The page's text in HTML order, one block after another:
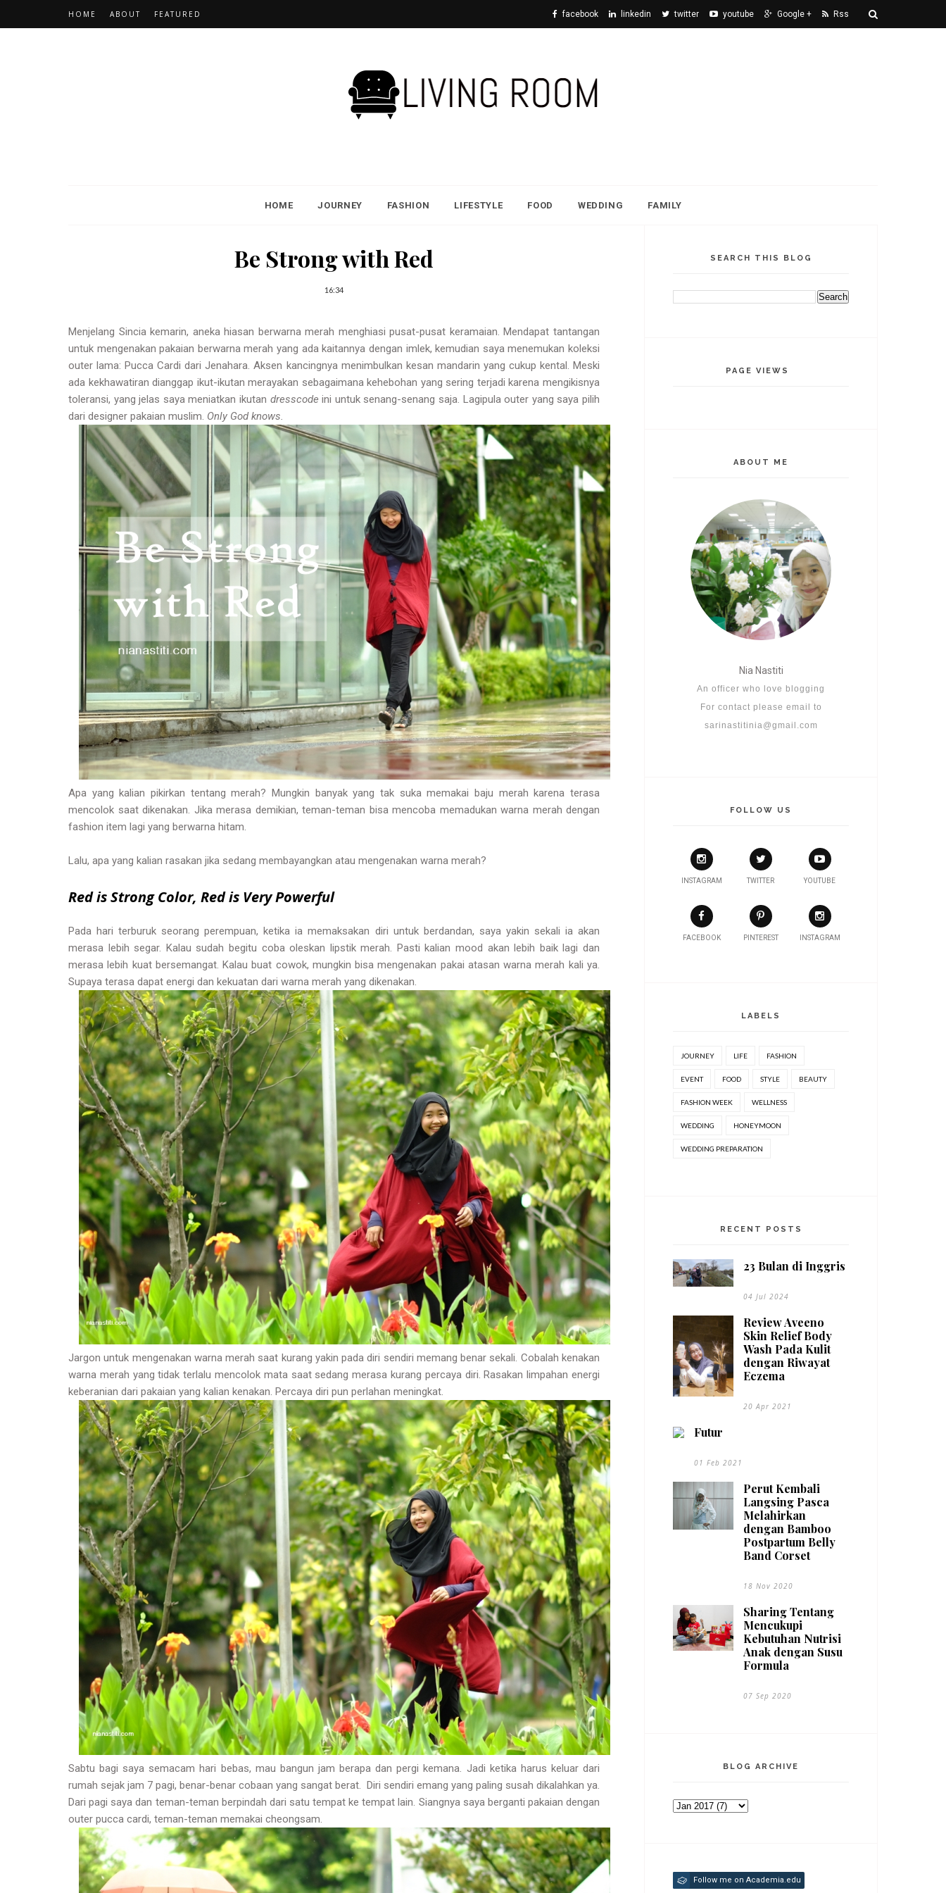
HOME ABOUT FEATURED facebook linkedin twitter youtube Google + Rss
HOME JOURNEY FASHION LIFESTYLE FOOD WEDDING FAMILY
Be Strong with Red
16:34
Menjelang Sincia kemarin, aneka hiasan berwarna merah menghiasi pusat-pusat keramaian. Mendapat tantangan
untuk mengenakan pakaian berwarna merah yang ada kaitannya dengan imlek, kemudian saya menemukan koleksi
outer lama: Pucca Cardi dari Jenahara. Aksen kancingnya menimbulkan kesan mandarin yang cukup kental. Meski
ada kekhawatiran dianggap ikut-ikutan merayakan sebagaimana kehebohan yang sering terjadi karena mengikisnya
toleransi, yang jelas saya meniatkan ikutan dresscode ini untuk senang-senang saja. Lagipula outer yang saya pilih
dari designer pakaian muslim. Only God knows.
Apa yang kalian pikirkan tentang merah? Mungkin banyak yang tak suka memakai baju merah karena terasa
mencolok saat dikenakan. Jika merasa demikian, teman-teman bisa mencoba memadukan warna merah dengan
fashion item lagi yang berwarna hitam.
Lalu, apa yang kalian rasakan jika sedang membayangkan atau mengenakan warna merah?
Red is Strong Color, Red is Very Powerful
Pada hari terburuk seorang perempuan, ketika ia memaksakan diri untuk berdandan, saya yakin sekali ia akan
merasa lebih segar. Kalau sudah begitu coba oleskan lipstik merah. Pasti kalian mood akan lebih baik lagi dan
merasa lebih kuat bersemangat. Kalau buat cowok, mungkin bisa mengenakan pakai atasan warna merah kali ya.
Supaya terasa dapat energi dan kekuatan dari warna merah yang dikenakan.
Jargon untuk mengenakan warna merah saat kurang yakin pada diri sendiri memang benar sekali. Cobalah kenakan
warna merah yang tidak terlalu mencolok mata saat sedang merasa kurang percaya diri. Rasakan limpahan energi
keberanian dari pakaian yang kalian kenakan. Percaya diri pun perlahan meningkat.
Sabtu bagi saya semacam hari bebas, mau bangun jam berapa dan pergi kemana. Jadi ketika harus keluar dari
rumah sejak jam 7 pagi, benar-benar cobaan yang sangat berat. Diri sendiri emang yang paling susah dikalahkan ya.
Dari pagi saya dan teman-teman berpindah dari satu tempat ke tempat lain. Siangnya saya berganti pakaian dengan
outer pucca cardi, teman-teman memakai cheongsam.
SEARCH THIS BLOG
PAGE VIEWS
ABOUT ME
Nia Nastiti
An officer who love blogging
For contact please email to
sarinastitinia@gmail.com
FOLLOW US
INSTAGRAM TWITTER YOUTUBE
FACEBOOK PINTEREST INSTAGRAM
LABELS
JOURNEY LIFE FASHION
EVENT FOOD STYLE BEAUTY
FASHION WEEK WELLNESS
WEDDING HONEYMOON
WEDDING PREPARATION
RECENT POSTS
23 Bulan di Inggris
04 Jul 2024
Review Aveeno
Skin Relief Body
Wash Pada Kulit
dengan Riwayat
Eczema
20 Apr 2021
Futur
01 Feb 2021
Perut Kembali
Langsing Pasca
Melahirkan
dengan Bamboo
Postpartum Belly
Band Corset
18 Nov 2020
Sharing Tentang
Mencukupi
Kebutuhan Nutrisi
Anak dengan Susu
Formula
07 Sep 2020
BLOG ARCHIVE
Follow me on Academia.edu